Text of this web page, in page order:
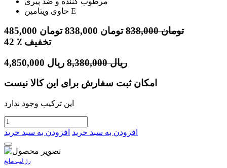
حاوی ویتامین E
485,000 تومان 838,000تومان 838,000 تومان
42
٪ تخفیف
4,850,000 ریال 8,380,000 ریال
امکان ثبت سفارش برای این کالا نیست
این ترکیب وجود ندارد
افزودن به سبد خرید افزودن به سبد خرید
رژ لب مایع